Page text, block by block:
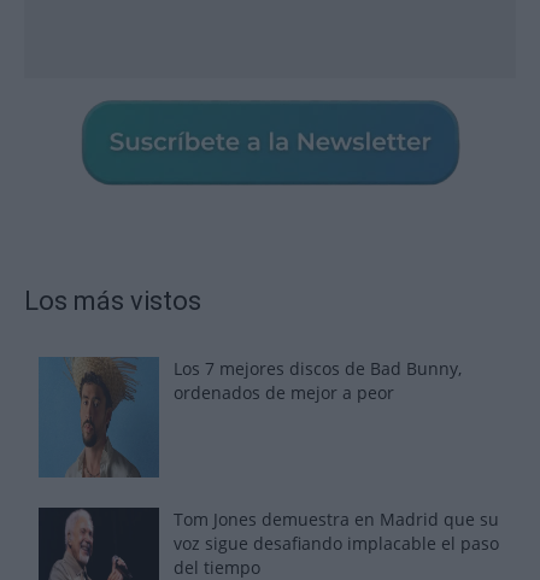
Los más vistos
Los 7 mejores discos de Bad Bunny,
ordenados de mejor a peor
Tom Jones demuestra en Madrid que su
voz sigue desafiando implacable el paso
del tiempo